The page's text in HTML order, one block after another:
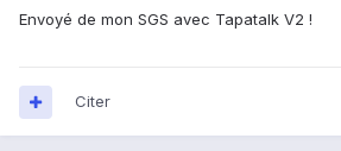
Envoyé de mon SGS avec Tapatalk V2 !
Citer